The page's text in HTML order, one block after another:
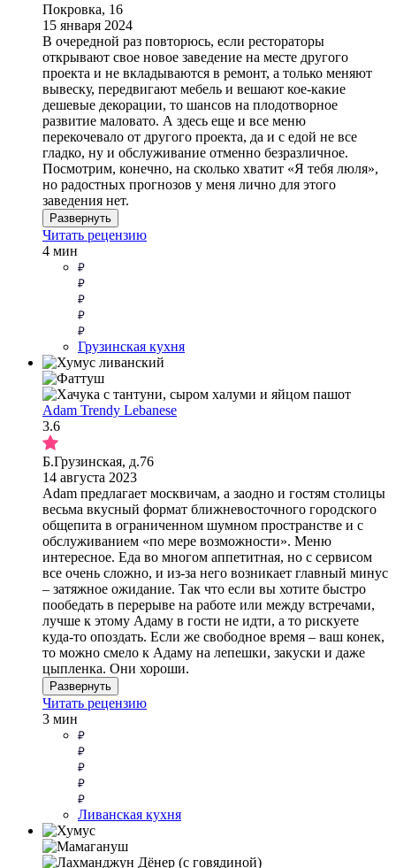
Покровка, 16
15 января 2024
В очередной раз повторюсь, если рестораторы
открывают свое новое заведение на месте другого
проекта и не вкладываются в ремонт, а только меняют
вывеску, передвигают мебель и вешают кое-какие
дешевые декорации, то шансов на плодотворное
развитие маловато. А здесь еще и все меню
перекочевало от другого проекта, да и с едой не все
гладко, ну и обслуживание отменно безразличное.
Посмотрим, конечно, на сколько хватит «Я тебя люля»,
но радостных прогнозов у меня лично для этого
заведения нет.
Развернуть
Читать рецензию
4 мин
Грузинская кухня
Adam Trendy Lebanese
3.6
Б.Грузинская, д.76
14 августа 2023
Adam предлагает москвичам, а заодно и гостям столицы
весьма вкусный формат ближневосточного городского
общепита в ограниченном шумном пространстве и с
обслуживанием «по мере возможности». Меню
интересное. Еда во многом аппетитная, но с сервисом
все очень сложно, и из-за него возникает главный минус
– затяжное ожидание. Так что если вы хотите быстро
пообедать в перерыве на работе или между встречами,
лучше к этому Адаму в гости не идти, а то рискуете
куда-то опоздать. Если же свободное время – ваш конек,
то можно смело к Адаму на лепешки, закуски и даже
цыпленка. Они хороши.
Развернуть
Читать рецензию
3 мин
Ливанская кухня